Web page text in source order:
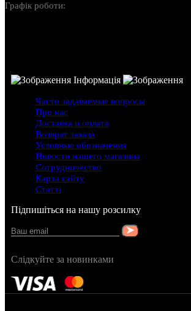
Графік роботи:
Інформація
Часто задаваемые вопросы
Про нас
Доставка и оплата
Возврат заказа
Условные обозначения
Новости нашего магазина
Сотрудничество
Карта сайту
Статті
Підпишіться на нашу розсилку
Слідкуйте за новинками